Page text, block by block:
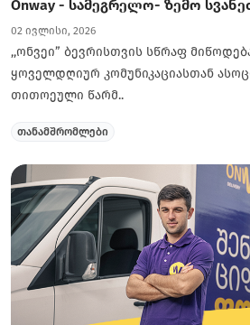
Onway - სამეგრელო- ზემო
02 ივლისი, 2026
,,ონვეი” ბევრისთვის სწრაფ
ყოველდღიურ კომუნიკაციასთან
თითოეული წარმ..
თანამშრომლები